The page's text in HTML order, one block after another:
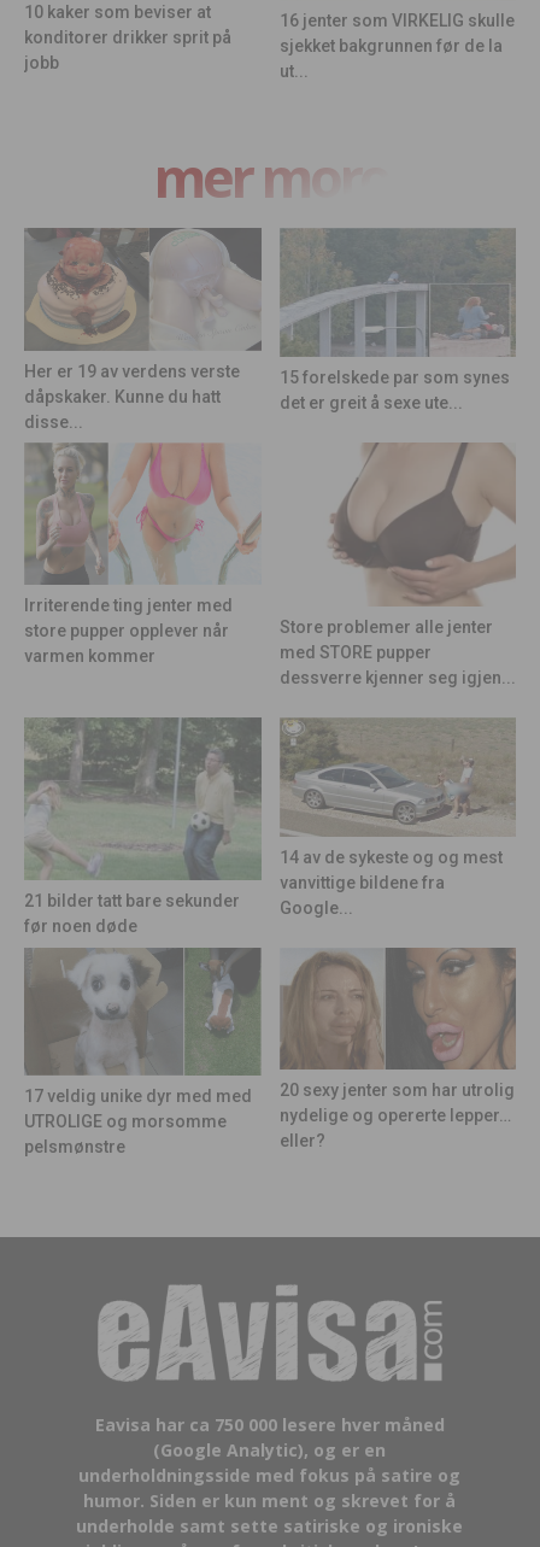
10 kaker som beviser at
konditorer drikker sprit på
jobb
16 jenter som VIRKELIG skulle
sjekket bakgrunnen før de la
ut...
mer moro
Her er 19 av verdens verste
dåpskaker. Kunne du hatt
disse...
15 forelskede par som synes
det er greit å sexe ute...
Irriterende ting jenter med
store pupper opplever når
varmen kommer
Store problemer alle jenter
med STORE pupper
dessverre kjenner seg igjen...
21 bilder tatt bare sekunder
før noen døde
14 av de sykeste og og mest
vanvittige bildene fra
Google...
17 veldig unike dyr med med
UTROLIGE og morsomme
pelsmønstre
20 sexy jenter som har utrolig
nydelige og opererte lepper…
eller?
Eavisa har ca 750 000 lesere hver måned
(Google Analytic), og er en
underholdningsside med fokus på satire og
humor. Siden er kun ment og skrevet for å
underholde samt sette satiriske og ironiske